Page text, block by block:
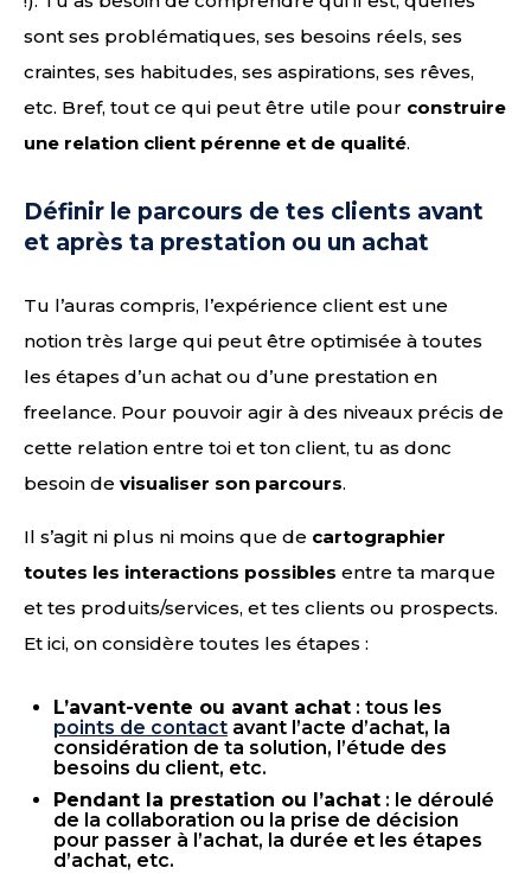
sont ses problématiques, ses besoins réels, ses
craintes, ses habitudes, ses aspirations, ses rêves,
etc. Bref, tout ce qui peut être utile pour construire
une relation client pérenne et de qualité.
Définir le parcours de tes clients avant
et après ta prestation ou un achat
Tu l’auras compris, l’expérience client est une
notion très large qui peut être optimisée à toutes
les étapes d’un achat ou d’une prestation en
freelance. Pour pouvoir agir à des niveaux précis de
cette relation entre toi et ton client, tu as donc
besoin de visualiser son parcours.
Il s’agit ni plus ni moins que de cartographier
toutes les interactions possibles entre ta marque
et tes produits/services, et tes clients ou prospects.
Et ici, on considère toutes les étapes :
L’avant-vente ou avant achat : tous les
points de contact avant l’acte d’achat, la
considération de ta solution, l’étude des
besoins du client, etc.
Pendant la prestation ou l’achat : le déroulé
de la collaboration ou la prise de décision
pour passer à l’achat, la durée et les étapes
d’achat, etc.